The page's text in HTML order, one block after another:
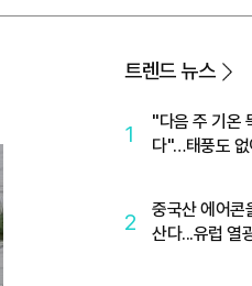
트렌드 뉴스
1
"다음 주 기온
다"…태풍도 없
2
중국산 에어콘
산다...유럽 열